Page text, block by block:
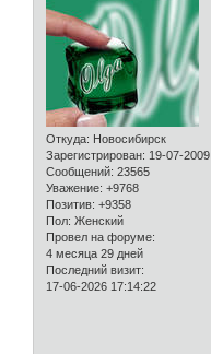
Откуда: Новосибирск
Зарегистрирован: 19-07-2009
Сообщений: 23565
Уважение: +9768
Позитив: +9358
Пол: Женский
Провел на форуме:
4 месяца 29 дней
Последний визит:
17-06-2026 17:14:22